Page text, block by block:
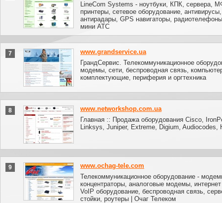
LineCom Systems - ноутбуки, КПК, сервера,
принтеры, сетевое оборудование, антивирусы,
антирадары, GPS навигаторы,
мини АТС
7
www.grandservice.ua
ГрандСервис. Телекоммуникационное
модемы, сети, беспроводная связь,
комплектующие, периферия и оргтехника
8
www.networkshop.com.ua
Главная :: Продажа оборудования Cisco,
Linksys, Juniper, Extreme, Digium, Audiocodes,
9
www.ochag-tele.com
Телекоммуникационное оборудование -
концентраторы, аналоговые модемы,
VoIP оборудование, беспроводная связь,
стойки, роутеры | Очаг Телеком